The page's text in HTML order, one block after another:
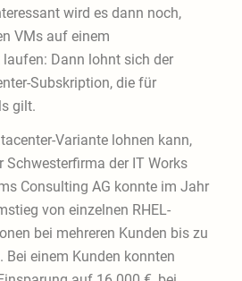
wird es dann noch,
VMs auf einem
Dann lohnt sich der
Subskription, die für
gilt.
Variante lohnen kann,
Schwesterfirma der IT Works
Consulting AG konnte im Jahr
von einzelnen RHEL-
bei mehreren Kunden bis zu
Bei einem Kunden konnten